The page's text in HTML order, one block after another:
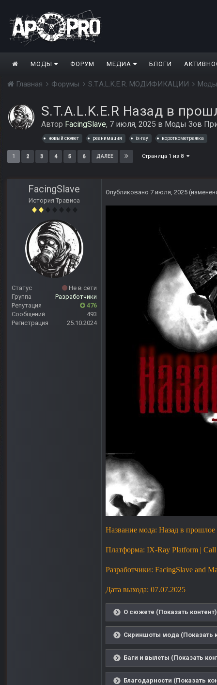
МОДЫ ФОРУМ МЕДИА БЛОГИ
Главная Форумы S.T.A.L.K.E.R. МОДИФИКАЦИИ
S.T.A.L.K.E.R Назад в
Автор FacingSlave, 7 июля, 2025 в Моды Зов
новый сюжет реанимация ix-ray короткометражка
1 2 3 4 5 6 ДАЛЕЕ Страница 1 из 8
FacingSlave
История Трависа
Статус
Не в сети
Группа
Разработчики
Репутация
476
Сообщений
493
Регистрация
25.10.2024
Опубликовано 7 июля, 2025
Название мода: Назад в прошлое
Платформа: IX-Ray Platform |
Разработчики: FacingSlave and
Дата выхода: 07.07.2025
О сюжете (Показать контент)
Скриншоты мода (Показать
Баги и вылеты (Показать
Благодарности (Показать